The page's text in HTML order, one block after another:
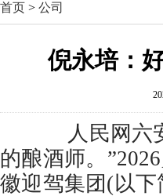
首页 > 公司
倪永培：
人民网六安
的酿酒师。
徽迎驾集团(以